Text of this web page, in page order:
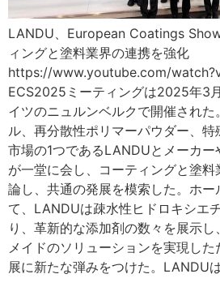
LANDU、European Coatings
ィングと塗料業界の連携を強化
https://www.youtube.com/
ECS2025ミーティングは2025年3
イツのニュルンベルクで開催され
ル、再分散性ポリマーパウダー、
市場の1つであるLANDUとメーカ
が一堂に会し、コーティングと塗
論し、共通の発展を模索した。ホ
て、LANDUは疎水性ヒドロキシエ
り、革新的な添加剤の数々を展示
メイドのソリューションを実現し
展に新たな弾みをつけた。LANDU